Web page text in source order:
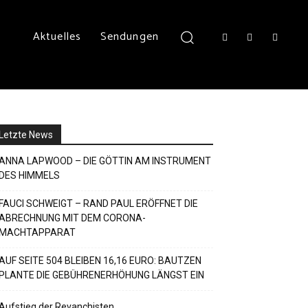
Aktuelles Sendungen
Letzte News
LAPWOOD – DIE GÖTTIN AM INSTRUMENT
DES HIMMELS
FAUCI SCHWEIGT – RAND PAUL ERÖFFNET DIE
MIT DEM CORONA-
MACHTAPPARAT
SEITE 504 BLEIBEN 16,16 EURO: BAUTZEN
PLANTE DIE GEBÜHRENERHÖHUNG LÄNGST EIN